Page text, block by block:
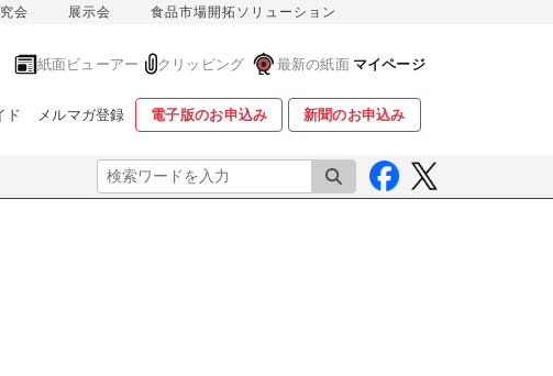
会 展示会 食品市場開拓ソリューション
紙面ビューアー クリッピング 最新の紙面 マイページ
ド メルマガ登録 電子版のお申込み 新聞のお申込み
検索